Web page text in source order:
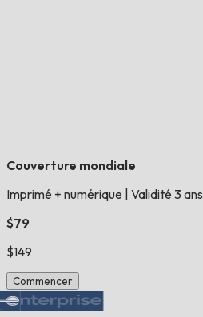
Couverture mondiale
Imprimé + numérique Validité 3 ans
$79
$149
Commencer